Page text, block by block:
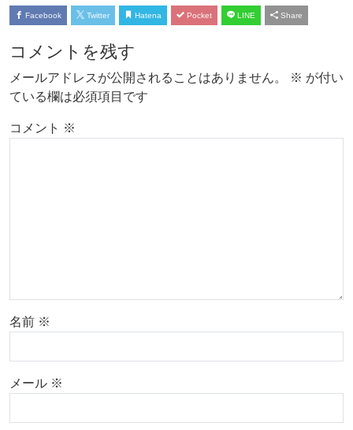
Facebook Twitter Hatena Pocket LINE Share
コメントを残す
メールアドレスが公開されることはありません。 ※ が付い
ている欄は必須項目です
コメント ※
名前 ※
メール ※